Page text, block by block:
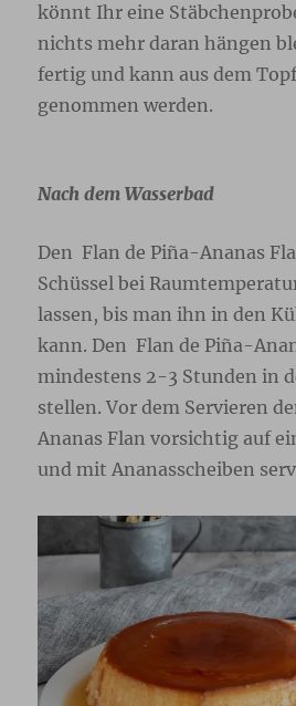
könnt Ihr eine
nichts mehr daran hängen
fertig und kann aus dem
genommen werden.
Nach dem Wasserbad
Den Flan de Piña-Ananas
Schüssel bei
lassen, bis man ihn in den
kann. Den Flan de Piña-
mindestens 2-3 Stunden in
stellen. Vor dem Servieren
Ananas Flan vorsichtig auf
und mit Ananasscheiben